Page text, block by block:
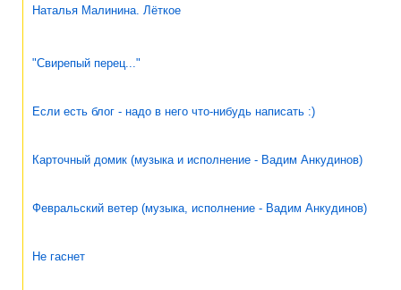
Наталья Малинина. Лёткое
"Свирепый перец..."
Если есть блог - надо в него что-нибудь написать :)
Карточный домик (музыка и исполнение - Вадим Анкудинов)
Февральский ветер (музыка, исполнение - Вадим Анкудинов)
Не гаснет